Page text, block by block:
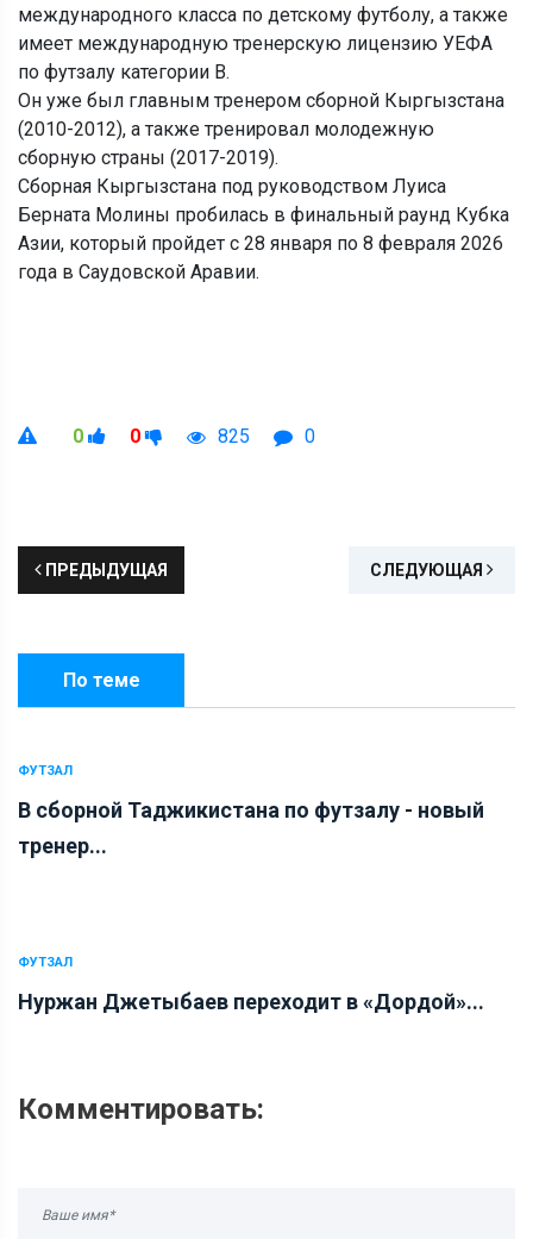
международного класса по детскому футболу, а также
имеет международную тренерскую лицензию УЕФА
по футзалу категории B.
Он уже был главным тренером сборной Кыргызстана
(2010-2012), а также тренировал молодежную
сборную страны (2017-2019).
Сборная Кыргызстана под руководством Луиса
Берната Молины пробилась в финальный раунд Кубка
Азии, который пройдет с 28 января по 8 февраля 2026
года в Саудовской Аравии.
0 0 825 0
ПРЕДЫДУЩАЯ СЛЕДУЮЩАЯ
По теме
ФУТЗАЛ
В сборной Таджикистана по футзалу - новый
тренер...
ФУТЗАЛ
Нуржан Джетыбаев переходит в «Дордой»...
Комментировать: